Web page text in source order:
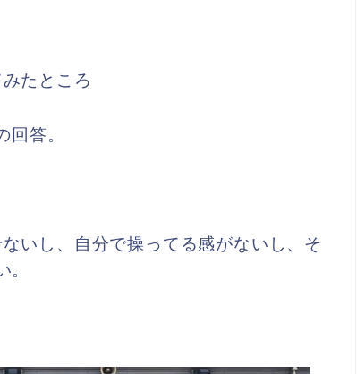
たところ
回答。
いし、自分で操ってる感がないし、そ